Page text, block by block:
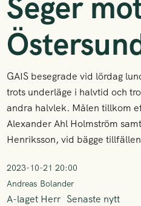
GAIS besegrade vid lördag
trots underläge i halvtid och
andra halvlek. Målen tillkom
Alexander Ahl Holmström
Henriksson, vid bägge
2023-10-21 20:00
Andreas Bolander
A-laget Herr Senaste nytt